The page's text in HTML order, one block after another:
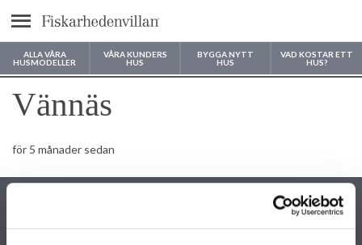
Meny
ALLA VÅRA
HUSMODELLER
VÅRA KUNDERS
HUS
BYGGA NYTT
HUS
VAD KOSTAR ETT
HUS?
Var vill du bygga ditt hus?
Vännäs
för 5 månader sedan